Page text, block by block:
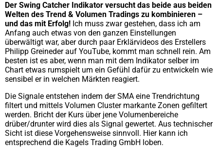
Der Swing Catcher Indikator versucht das beide aus beiden
Welten des Trend & Volumen Tradings zu kombinieren –
und das mit Erfolg! Ich muss zwar gestehen, dass ich am
Anfang auch etwas von den ganzen Einstellungen
überwältigt war, aber durch paar Erklärvideos des Erstellers
Philipp Greineder auf YouTube, kommt man schnell rein. Am
besten ist es aber, wenn man mit dem Indikator selber im
Chart etwas rumspielt um ein Gefühl dafür zu entwickeln wie
sensibel er in welchen Märkten reagiert.
Die Signale entstehen indem der SMA eine Trendrichtung
filtert und mittels Volumen Cluster markante Zonen gefiltert
werden. Bricht der Kurs über jene Volumenbereiche
drüber/drunter wird dies als Signal gewertet. Aus technischer
Sicht ist diese Vorgehensweise sinnvoll. Hier kann ich
entsprechend die Kagels Trading GmbH loben.